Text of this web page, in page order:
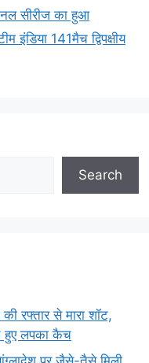
सीरीज का हुआ
141मैच द्विपक्षीय
Search
रफ्तार से मारा शॉट,
हुए लपका कैच